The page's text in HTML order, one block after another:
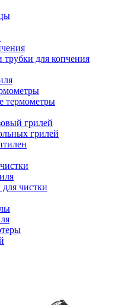
для копчения
термометры
грилей
грилей
чистки